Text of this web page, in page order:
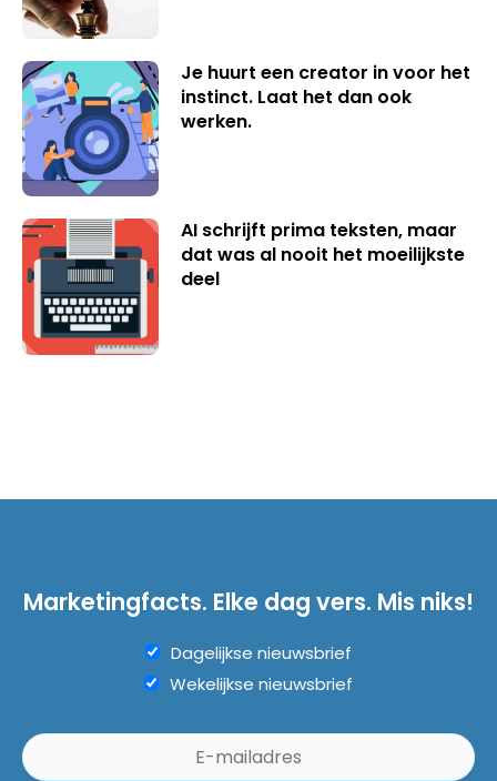
Je huurt een creator in voor het
instinct. Laat het dan ook
werken.
AI schrijft prima teksten, maar
dat was al nooit het moeilijkste
deel
Marketingfacts. Elke dag vers. Mis niks!
Dagelijkse nieuwsbrief
Wekelijkse nieuwsbrief